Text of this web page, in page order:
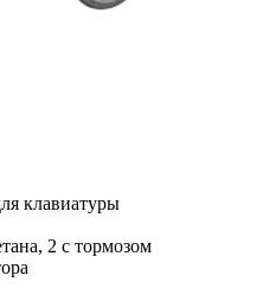
клавиатуры
2 с тормозом